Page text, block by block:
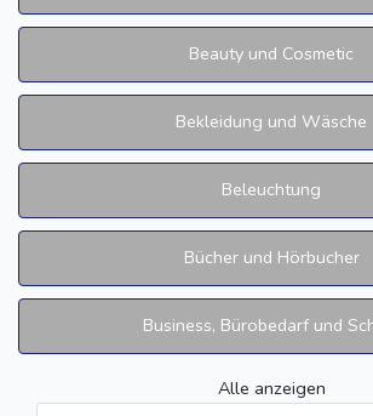
Beauty und Cosmetic
Bekleidung und Wäsche
Beleuchtung
Bücher und Hörbucher
Business, Bürobedarf und
Alle anzeigen